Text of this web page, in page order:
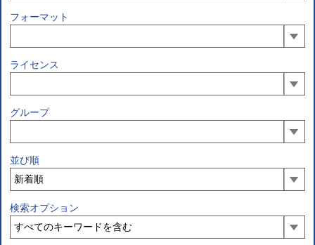
フォーマット
ライセンス
グループ
並び順
検索オプション